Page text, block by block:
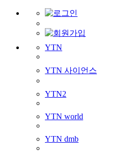
YTN
YTN 사이언스
YTN2
YTN world
YTN dmb